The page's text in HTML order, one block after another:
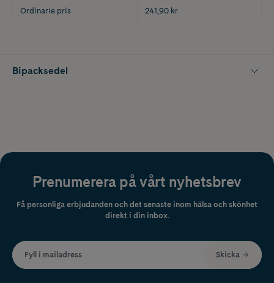
Ordinarie pris 241,90 kr
Bipacksedel
Prenumerera på vårt nyhetsbrev
Få personliga erbjudanden och det senaste inom hälsa och skönhet
direkt i din inbox.
Fyll i mailadress Skicka